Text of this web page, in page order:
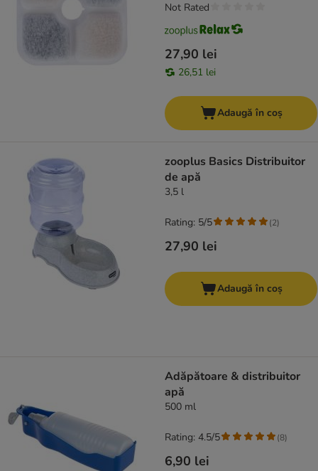
27,90 lei
26,51 lei
Not Rated
Adaugă în coș
zooplus Basics Distribuitor
de apă
3,5 l
27,90 lei
Rating: 5/5 (2)
Adaugă în coș
Adăpătoare & distribuitor
apă
500 ml
6,90 lei
Rating: 4.5/5 (8)